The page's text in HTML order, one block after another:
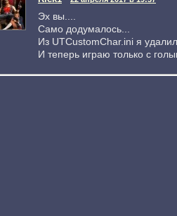
Эх вы....
Само додумалось...
Из UTCustomChar.ini я
И теперь играю только с